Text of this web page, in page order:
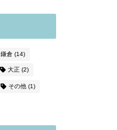
鎌倉(14)
大正(2)
その他(1)